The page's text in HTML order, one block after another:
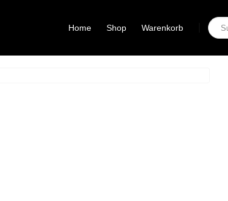
Home Shop Warenkorb